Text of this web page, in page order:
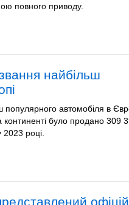
повного приводу.
найбільш
автомобіля в
континенті було продано 309
2023 році.